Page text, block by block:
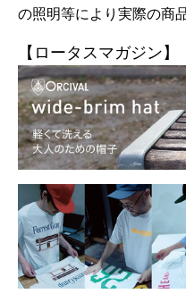
の照明等により実際の商
【ロータスマガジン】